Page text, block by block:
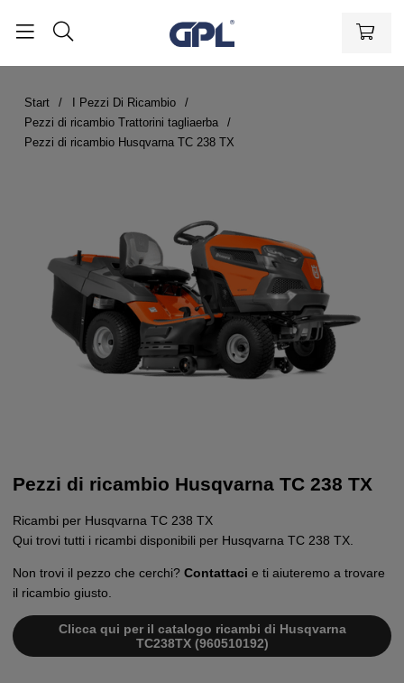
Start
I Pezzi Di Ricambio
Pezzi di ricambio Trattorini tagliaerba
Pezzi di ricambio Husqvarna TC 238 TX
Pezzi di ricambio Husqvarna TC 238 TX
Ricambi per Husqvarna TC 238 TX
Qui trovi tutti i ricambi disponibili per Husqvarna TC 238 TX.
Non trovi il pezzo che cerchi? Contattaci e ti aiuteremo a trovare
il ricambio giusto.
Clicca qui per il catalogo ricambi di Husqvarna
TC238TX (960510192)